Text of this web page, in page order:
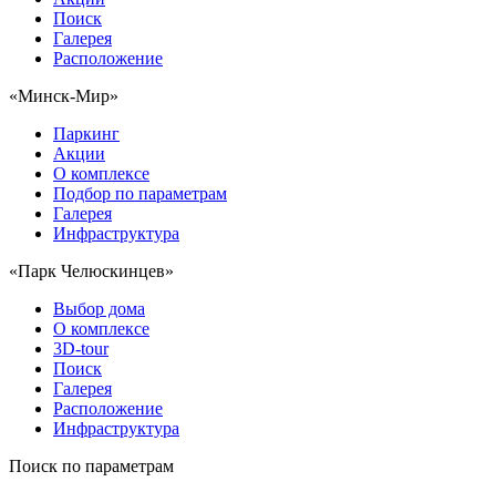
Поиск
Галерея
Расположение
«Минск-Мир»
Паркинг
Акции
О комплексе
Подбор по параметрам
Галерея
Инфраструктура
«Парк Челюскинцев»
Выбор дома
О комплексе
3D-tour
Поиск
Галерея
Расположение
Инфраструктура
Поиск по параметрам